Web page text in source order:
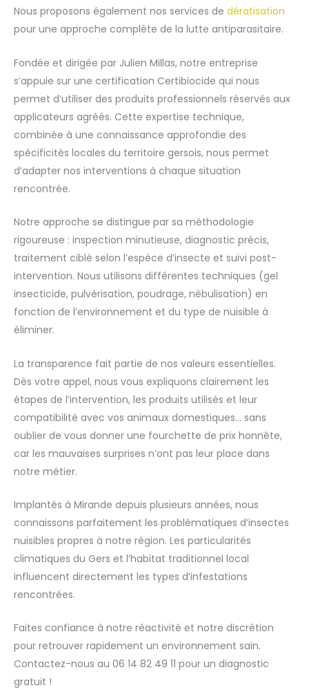
Nous proposons également nos services de dératisation
pour une approche complète de la lutte antiparasitaire.
Fondée et dirigée par Julien Millas, notre entreprise
s’appuie sur une certification Certibiocide qui nous
permet d’utiliser des produits professionnels réservés aux
applicateurs agréés. Cette expertise technique,
combinée à une connaissance approfondie des
spécificités locales du territoire gersois, nous permet
d’adapter nos interventions à chaque situation
rencontrée.
Notre approche se distingue par sa méthodologie
rigoureuse : inspection minutieuse, diagnostic précis,
traitement ciblé selon l’espèce d’insecte et suivi post-
intervention. Nous utilisons différentes techniques (gel
insecticide, pulvérisation, poudrage, nébulisation) en
fonction de l’environnement et du type de nuisible à
éliminer.
La transparence fait partie de nos valeurs essentielles.
Dès votre appel, nous vous expliquons clairement les
étapes de l’intervention, les produits utilisés et leur
compatibilité avec vos animaux domestiques… sans
oublier de vous donner une fourchette de prix honnête,
car les mauvaises surprises n’ont pas leur place dans
notre métier.
Implantés à Mirande depuis plusieurs années, nous
connaissons parfaitement les problématiques d’insectes
nuisibles propres à notre région. Les particularités
climatiques du Gers et l’habitat traditionnel local
influencent directement les types d’infestations
rencontrées.
Faites confiance à notre réactivité et notre discrétion
pour retrouver rapidement un environnement sain.
Contactez-nous au 06 14 82 49 11 pour un diagnostic
gratuit !